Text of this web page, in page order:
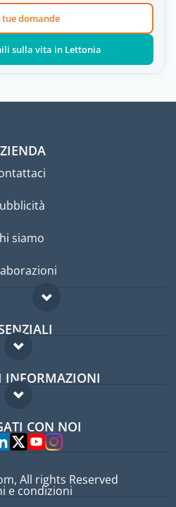
tue domande
sulla vita in Lettonia
siamo
per expat
per expat
INFORMAZIONI
frequenti
EspertiCON NOI
All rights Reserved
e condizioni